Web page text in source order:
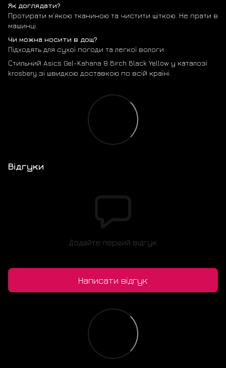
Як доглядати?
Протирати м’якою тканиною та чистити щіткою. Не прати в
машинці.
Чи можна носити в дощ?
Підходять для сухої погоди та легкої вологи.
Стильний Asics Gel-Kahana 8 Birch Black Yellow у каталозі
krosbery зі швидкою доставкою по всій країні.
Відгуки
Додайте перший відгук
Написати відгук